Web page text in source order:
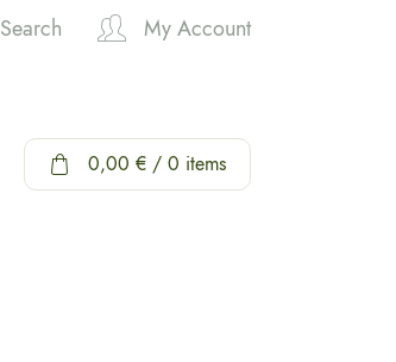
Search My Account
Hi,
0,00 € / 0 items